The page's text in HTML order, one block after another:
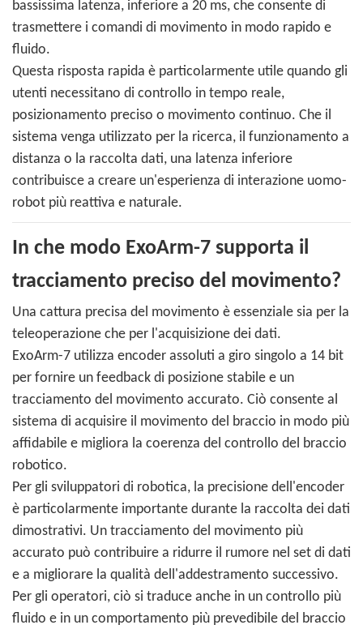
bassissima latenza, inferiore a 20 ms, che consente di
trasmettere i comandi di movimento in modo rapido e
fluido.
Questa risposta rapida è particolarmente utile quando gli
utenti necessitano di controllo in tempo reale,
posizionamento preciso o movimento continuo. Che il
sistema venga utilizzato per la ricerca, il funzionamento a
distanza o la raccolta dati, una latenza inferiore
contribuisce a creare un'esperienza di interazione uomo-
robot più reattiva e naturale.
In che modo ExoArm-7 supporta il
tracciamento preciso del movimento?
Una cattura precisa del movimento è essenziale sia per la
teleoperazione che per l'acquisizione dei dati.
ExoArm-7 utilizza encoder assoluti a giro singolo a 14 bit
per fornire un feedback di posizione stabile e un
tracciamento del movimento accurato. Ciò consente al
sistema di acquisire il movimento del braccio in modo più
affidabile e migliora la coerenza del controllo del braccio
robotico.
Per gli sviluppatori di robotica, la precisione dell'encoder
è particolarmente importante durante la raccolta dei dati
dimostrativi. Un tracciamento del movimento più
accurato può contribuire a ridurre il rumore nel set di dati
e a migliorare la qualità dell'addestramento successivo.
Per gli operatori, ciò si traduce anche in un controllo più
fluido e in un comportamento più prevedibile del braccio